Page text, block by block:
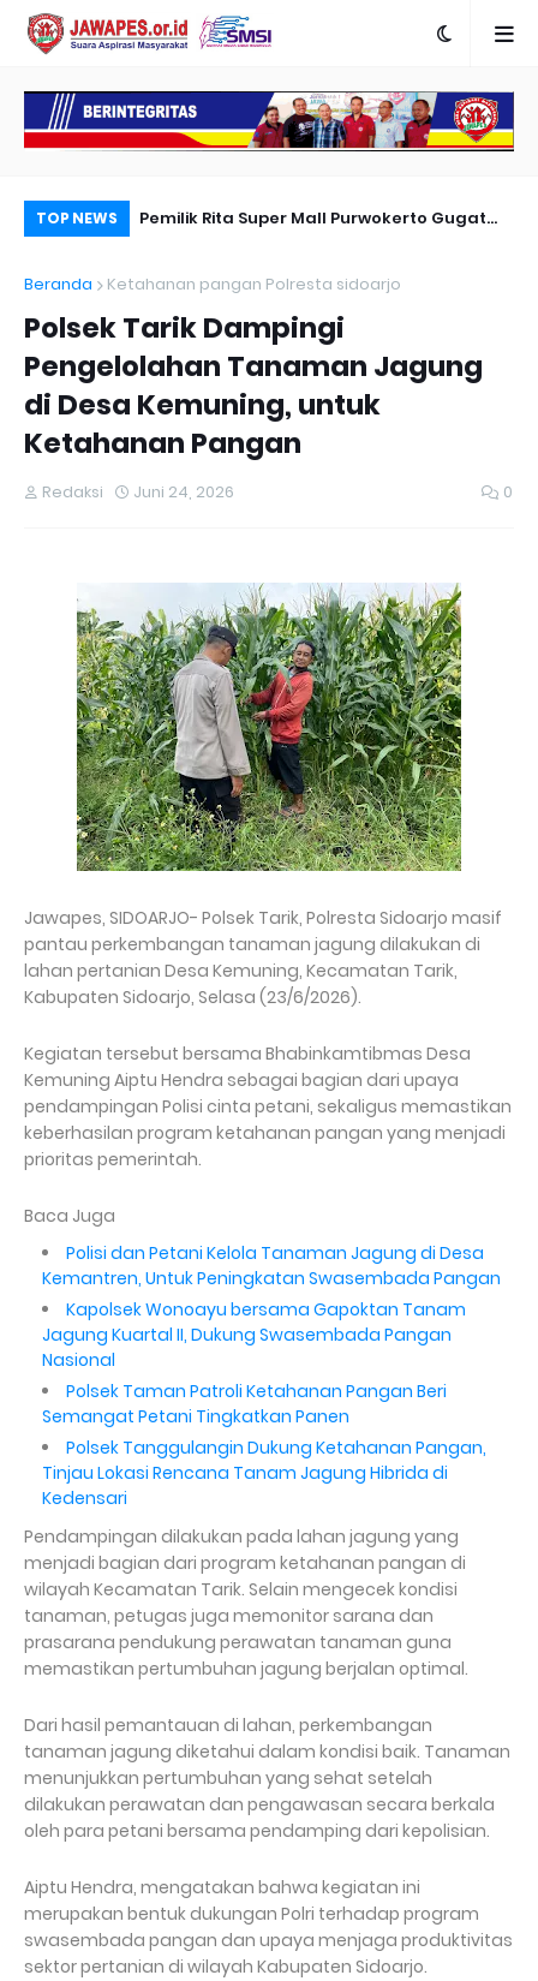
TOP NEWS
Peradapan
Pemilik Rita Super Mall Purwokerto Gugat
Beranda Ketahanan pangan Polresta sidoarjo
Polsek Tarik Dampingi
Pengelolahan Tanaman Jagung
di Desa Kemuning, untuk
Ketahanan Pangan
Redaksi Juni 24, 2026 0
Jawapes, SIDOARJO- Polsek Tarik, Polresta Sidoarjo masif
pantau perkembangan tanaman jagung dilakukan di
lahan pertanian Desa Kemuning, Kecamatan Tarik,
Kabupaten Sidoarjo, Selasa (23/6/2026).
Kegiatan tersebut bersama Bhabinkamtibmas Desa
Kemuning Aiptu Hendra sebagai bagian dari upaya
pendampingan Polisi cinta petani, sekaligus memastikan
keberhasilan program ketahanan pangan yang menjadi
prioritas pemerintah.
Baca Juga
Polisi dan Petani Kelola Tanaman Jagung di Desa
Kemantren, Untuk Peningkatan Swasembada Pangan
Kapolsek Wonoayu bersama Gapoktan Tanam
Jagung Kuartal II, Dukung Swasembada Pangan
Nasional
Polsek Taman Patroli Ketahanan Pangan Beri
Semangat Petani Tingkatkan Panen
Polsek Tanggulangin Dukung Ketahanan Pangan,
Tinjau Lokasi Rencana Tanam Jagung Hibrida di
Kedensari
Pendampingan dilakukan pada lahan jagung yang
menjadi bagian dari program ketahanan pangan di
wilayah Kecamatan Tarik. Selain mengecek kondisi
tanaman, petugas juga memonitor sarana dan
prasarana pendukung perawatan tanaman guna
memastikan pertumbuhan jagung berjalan optimal.
Dari hasil pemantauan di lahan, perkembangan
tanaman jagung diketahui dalam kondisi baik. Tanaman
menunjukkan pertumbuhan yang sehat setelah
dilakukan perawatan dan pengawasan secara berkala
oleh para petani bersama pendamping dari kepolisian.
Aiptu Hendra, mengatakan bahwa kegiatan ini
merupakan bentuk dukungan Polri terhadap program
swasembada pangan dan upaya menjaga produktivitas
sektor pertanian di wilayah Kabupaten Sidoarjo.